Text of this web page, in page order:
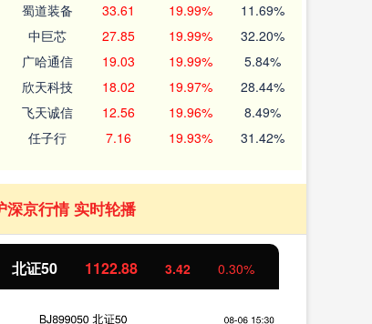
蜀道装备 33.61 19.99% 11.69%
中巨芯 27.85 19.99% 32.20%
广哈通信 19.03 19.99% 5.84%
欣天科技 18.02 19.97% 28.44%
飞天诚信 12.56 19.96% 8.49%
任子行 7.16 19.93% 31.42%
深京行情 实时轮播
北证50 1122.88 3.42 0.30%